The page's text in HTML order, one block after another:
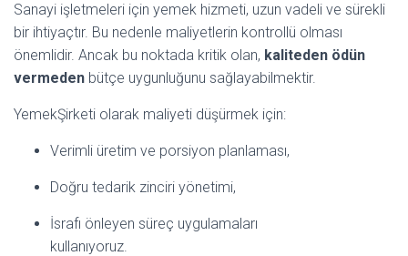
Sanayi işletmeleri için yemek hizmeti, uzun vadeli ve sürekli
bir ihtiyaçtır. Bu nedenle maliyetlerin kontrollü olması
önemlidir. Ancak bu noktada kritik olan, kaliteden ödün
vermeden bütçe uygunluğunu sağlayabilmektir.
YemekŞirketi olarak maliyeti düşürmek için:
Verimli üretim ve porsiyon planlaması,
Doğru tedarik zinciri yönetimi,
İsrafı önleyen süreç uygulamaları
kullanıyoruz.